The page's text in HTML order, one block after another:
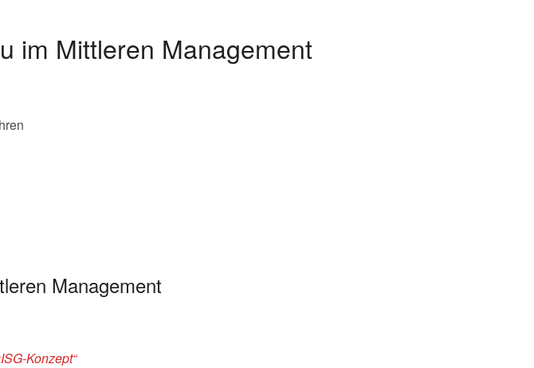
im Mittleren Management
Management
Konzept“